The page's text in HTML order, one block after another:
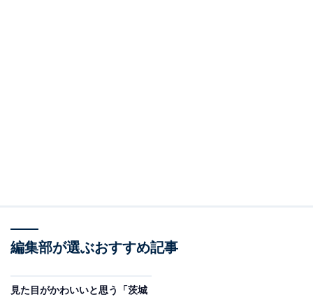
編集部が選ぶおすすめ記事
見た目がかわいいと思う「茨城